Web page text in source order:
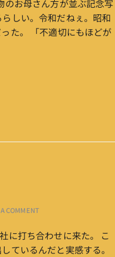
のお母さん方が並ぶ記念写
しい。令和だねぇ。昭和
た。 「不適切にもほどが
COMMENT
に打ち合わせに来た。 こ
ているんだと実感する。